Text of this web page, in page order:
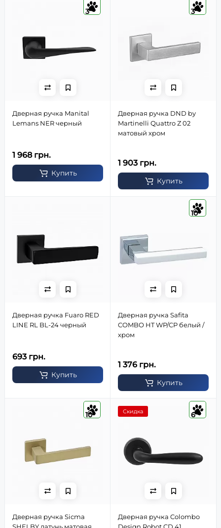
3
Дверная ручка Manital
Lemans NER черный
1 968 грн.
Купить
3
Дверная ручка DND by
Martinelli Quattro Z 02
матовый хром
1 903 грн.
Купить
Дверная ручка Fuaro RED
LINE RL BL-24 черный
693 грн.
Купить
10
Дверная ручка Safita
COMBO HT WP/CP белый /
хром
1 376 грн.
Купить
10
Дверная ручка Sicma
6
Скидка
Дверная ручка Colombo